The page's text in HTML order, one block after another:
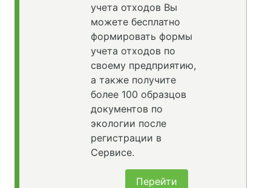
учета отходов Вы
можете бесплатно
формировать формы
учета отходов по
своему предприятию,
а также получите
более 100 образцов
документов по
экологии после
регистрации в
Сервисе.
Перейти